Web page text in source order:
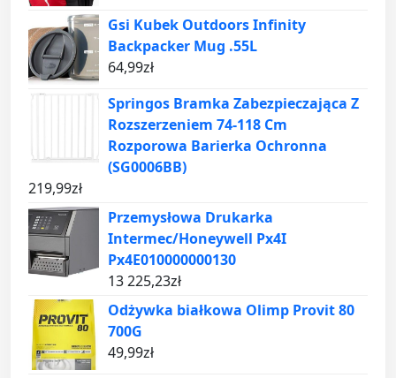
Gsi Kubek Outdoors Infinity
Backpacker Mug .55L
64,99zł
Springos Bramka Zabezpieczająca Z
Rozszerzeniem 74-118 Cm
Rozporowa Barierka Ochronna
(SG0006BB)
219,99zł
Przemysłowa Drukarka
Intermec/Honeywell Px4I
Px4E010000000130
13 225,23zł
Odżywka białkowa Olimp Provit 80
700G
49,99zł